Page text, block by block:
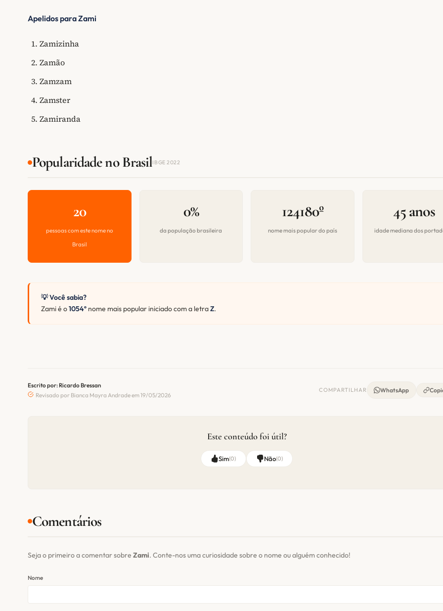
Apelidos para Zami
Zamizinha
Zamão
Zamzam
Zamster
Zamiranda
Popularidade no BrasilIBGE 2022
20
pessoas com este nome no
Brasil
0%
da população brasileira
124180º
nome mais popular do país
45 anos
idade mediana dos
💡 Você sabia?
Zami é o1054º nome mais popular iniciado com a letraZ.
Escrito por: Ricardo Bressan
Revisado por Bianca Mayra Andrade em 19/05/2026
COMPARTILHAR WhatsApp
Este conteúdo foi útil?
Sim(0) Não(0)
Comentários
Seja o primeiro a comentar sobre Zami. Conte-nos uma curiosidade sobre o nome ou alguém conhecido!
Nome